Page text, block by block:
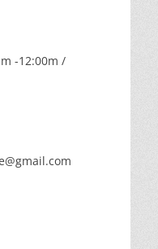
-12:00m /